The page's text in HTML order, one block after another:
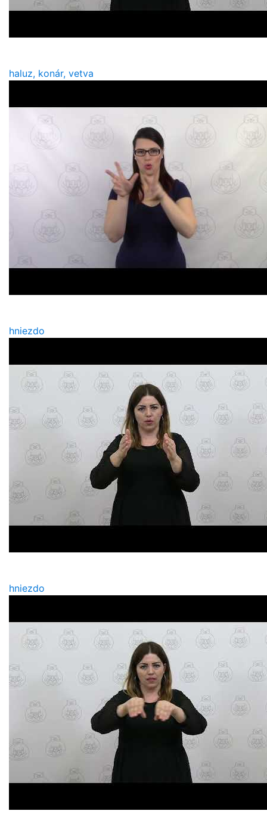
haluz, konár, vetva
hniezdo
hniezdo